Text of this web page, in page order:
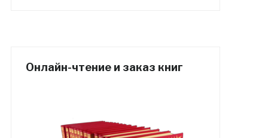
Онлайн-чтение и заказ книг